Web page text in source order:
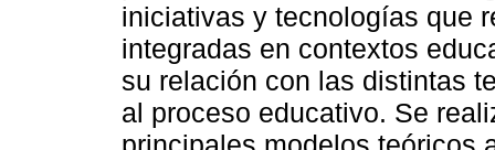
iniciativas y tecnologías que
integradas en contextos
su relación con las distintas
al proceso educativo. Se